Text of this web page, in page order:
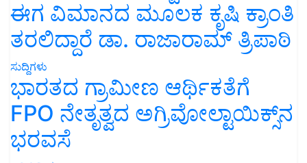
ಈಗ ವಿಮಾನದ ಮೂಲಕ ಕೃಷಿ ಕ್ರಾಂತಿ
ತರಲಿದ್ದಾರೆ ಡಾ. ರಾಜಾರಾಮ್ ತ್ರಿಪಾಠಿ
ಸುದ್ದಿಗಳು
ಭಾರತದ ಗ್ರಾಮೀಣ ಆರ್ಥಿಕತೆಗೆ
FPO ನೇತೃತ್ವದ ಅಗ್ರಿವೋಲ್ಟಾಯಿಕ್ಸ್‌ನ
ಭರವಸೆ